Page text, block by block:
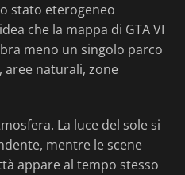
stato eterogeneo
che la mappa di GTA VI
meno un singolo parco
naturali, zone
La luce del sole si
mentre le scene
appare al tempo stesso